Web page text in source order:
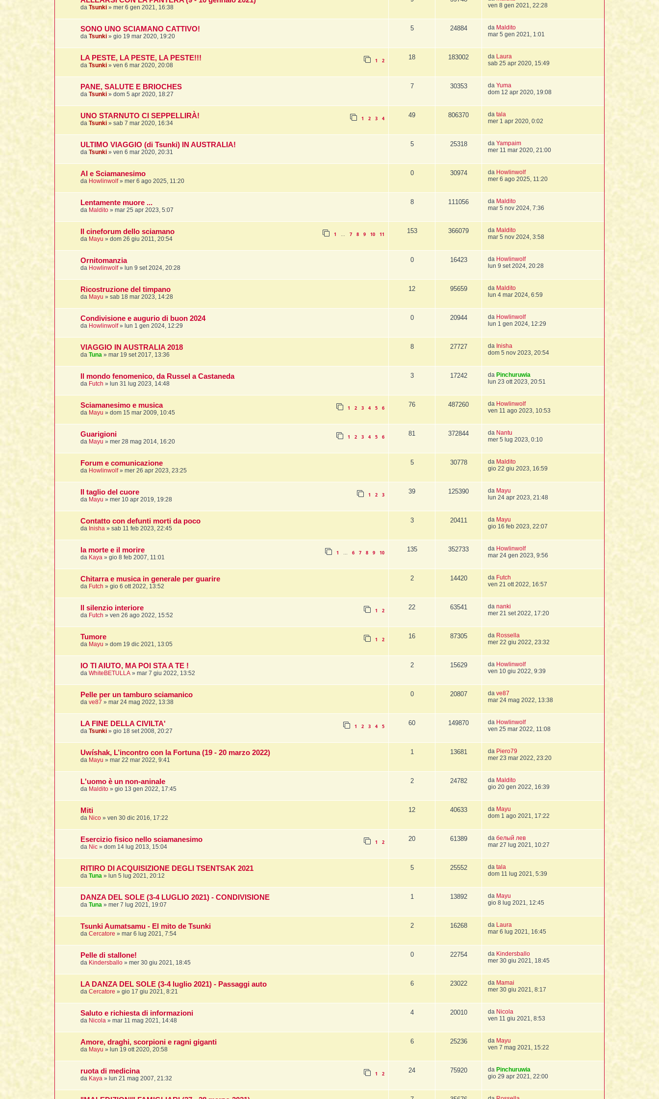
da Tsunki » mer 6 gen 2021, 16:38
ven 8 gen 2021, 22:28
SONO UNO SCIAMANO CATTIVO!
da Tsunki » gio 19 mar 2020, 19:20
5 24884 da Maldito
mar 5 gen 2021, 1:01
LA PESTE, LA PESTE, LA PESTE!!!
da Tsunki » ven 6 mar 2020, 20:08
1 2 18 183002 da Laura
sab 25 apr 2020, 15:49
PANE, SALUTE E BRIOCHES
da Tsunki » dom 5 apr 2020, 18:27
7 30353 da Yuma
dom 12 apr 2020, 19:08
UNO STARNUTO CI SEPPELLIRÀ!
da Tsunki » sab 7 mar 2020, 16:34
1 2 3 4 49 806370 da tala
mer 1 apr 2020, 0:02
ULTIMO VIAGGIO (di Tsunki) IN AUSTRALIA!
da Tsunki » ven 6 mar 2020, 20:31
5 25318 da Yampaim
mer 11 mar 2020, 21:00
AI e Sciamanesimo
da Howlinwolf» mer 6 ago 2025, 11:20
0 30974 da Howlinwolf
mer 6 ago 2025, 11:20
Lentamente muore ...
da Maldito » mar 25 apr 2023, 5:07
8 111056 da Maldito
mar 5 nov 2024, 7:36
Il cineforum dello sciamano
da Mayu » dom 26 giu 2011, 20:54
1 … 7 8 9 10 11 153 366079 da Maldito
mar 5 nov 2024, 3:58
Ornitomanzia
da Howlinwolf» lun 9 set 2024, 20:28
0 16423 da Howlinwolf
lun 9 set 2024, 20:28
Ricostruzione del timpano
da Mayu » sab 18 mar 2023, 14:28
12 95659 da Maldito
lun 4 mar 2024, 6:59
Condivisione e augurio di buon 2024
da Howlinwolf» lun 1 gen 2024, 12:29
0 20944 da Howlinwolf
lun 1 gen 2024, 12:29
VIAGGIO IN AUSTRALIA 2018
da Tuna » mar 19 set 2017, 13:36
8 27727 da Inisha
dom 5 nov 2023, 20:54
Il mondo fenomenico, da Russel a Castaneda
da Futch » lun 31 lug 2023, 14:48
3 17242 da Pinchuruwia
lun 23 ott 2023, 20:51
Sciamanesimo e musica
da Mayu » dom 15 mar 2009, 10:45
1 2 3 4 5 6 76 487260 da Howlinwolf
ven 11 ago 2023, 10:53
Guarigioni
da Mayu » mer 28 mag 2014, 16:20
1 2 3 4 5 6 81 372844 da Nantu
mer 5 lug 2023, 0:10
Forum e comunicazione
da Howlinwolf» mer 26 apr 2023, 23:25
5 30778 da Maldito
gio 22 giu 2023, 16:59
Il taglio del cuore
da Mayu » mer 10 apr 2019, 19:28
1 2 3 39 125390 da Mayu
lun 24 apr 2023, 21:48
Contatto con defunti morti da poco
da Inisha » sab 11 feb 2023, 22:45
3 20411 da Mayu
gio 16 feb 2023, 22:07
la morte e il morire
da Kaya » gio 8 feb 2007, 11:01
1 … 6 7 8 9 10 135 352733 da Howlinwolf
mar 24 gen 2023, 9:56
Chitarra e musica in generale per guarire
da Futch » gio 6 ott 2022, 13:52
2 14420 da Futch
ven 21 ott 2022, 16:57
ll silenzio interiore
da Futch » ven 26 ago 2022, 15:52
1 2 22 63541 da nanki
mer 21 set 2022, 17:20
Tumore
da Mayu » dom 19 dic 2021, 13:05
1 2 16 87305 da Rossella
mer 22 giu 2022, 23:32
IO TI AIUTO, MA POI STA A TE !
da WhiteBETULLA » mar 7 giu 2022, 13:52
2 15629 da Howlinwolf
ven 10 giu 2022, 9:39
Pelle per un tamburo sciamanico
da ve87 » mar 24 mag 2022, 13:38
0 20807 da ve87
mar 24 mag 2022, 13:38
LA FINE DELLA CIVILTA'
da Tsunki » gio 18 set 2008, 20:27
1 2 3 4 5 60 149870 da Howlinwolf
ven 25 mar 2022, 11:08
Uwíshak, L’incontro con la Fortuna (19 - 20 marzo 2022)
da Mayu » mar 22 mar 2022, 9:41
1 13681 da Piero79
mer 23 mar 2022, 23:20
L'uomo è un non-aninale
da Maldito » gio 13 gen 2022, 17:45
2 24782 da Maldito
gio 20 gen 2022, 16:39
Miti
da Nico » ven 30 dic 2016, 17:22
12 40633 da Mayu
dom 1 ago 2021, 17:22
Esercizio fisico nello sciamanesimo
da Nic » dom 14 lug 2013, 15:04
1 2 20 61389 da белый лев
mar 27 lug 2021, 10:27
RITIRO DI ACQUISIZIONE DEGLI TSENTSAK 2021
da Tuna » lun 5 lug 2021, 20:12
5 25552 da tala
dom 11 lug 2021, 5:39
DANZA DEL SOLE (3-4 LUGLIO 2021) - CONDIVISIONE
da Tuna » mer 7 lug 2021, 19:07
1 13892 da Mayu
gio 8 lug 2021, 12:45
Tsunki Aumatsamu - El mito de Tsunki
da Cercatore » mar 6 lug 2021, 7:54
2 16268 da Laura
mar 6 lug 2021, 16:45
Pelle di stallone!
da Kindersballo » mer 30 giu 2021, 18:45
0 22754 da Kindersballo
mer 30 giu 2021, 18:45
LA DANZA DEL SOLE (3-4 luglio 2021) - Passaggi auto
da Cercatore » gio 17 giu 2021, 8:21
6 23022 da Mamai
mer 30 giu 2021, 8:17
Saluto e richiesta di informazioni
da Nicola » mar 11 mag 2021, 14:48
4 20010 da Nicola
ven 11 giu 2021, 8:53
Amore, draghi, scorpioni e ragni giganti
da Mayu » lun 19 ott 2020, 20:58
6 25236 da Mayu
ven 7 mag 2021, 15:22
ruota di medicina
da Kaya » lun 21 mag 2007, 21:32
1 2 24 75920 da Pinchuruwia
gio 29 apr 2021, 22:00